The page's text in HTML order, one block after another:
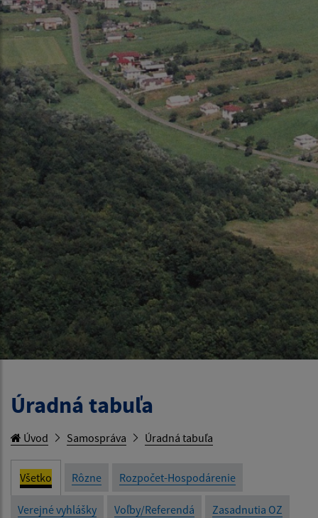
Úradná tabuľa
Úvod Samospráva Úradná tabuľa
Všetko Rôzne Rozpočet-Hospodárenie
Verejné vyhlášky Voľby/Referendá Zasadnutia OZ